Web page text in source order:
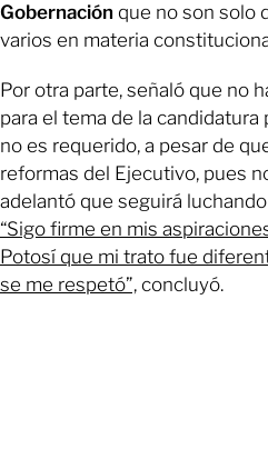
Gobernación que no son solo
varios en materia
Por otra parte, señaló que no
para el tema de la
no es requerido, a pesar de
reformas del Ejecutivo, pues
adelantó que seguirá
“Sigo firme en mis
Potosí que mi trato fue
se me respetó”, concluyó.